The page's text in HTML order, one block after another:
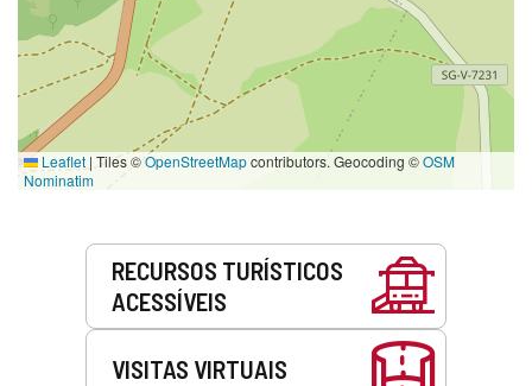
Leaflet | Tiles ©OpenStreetMapcontributors. Geocoding ©OSM
Nominatim
RECURSOS TURÍSTICOS
ACESSÍVEIS
VISITAS VIRTUAIS